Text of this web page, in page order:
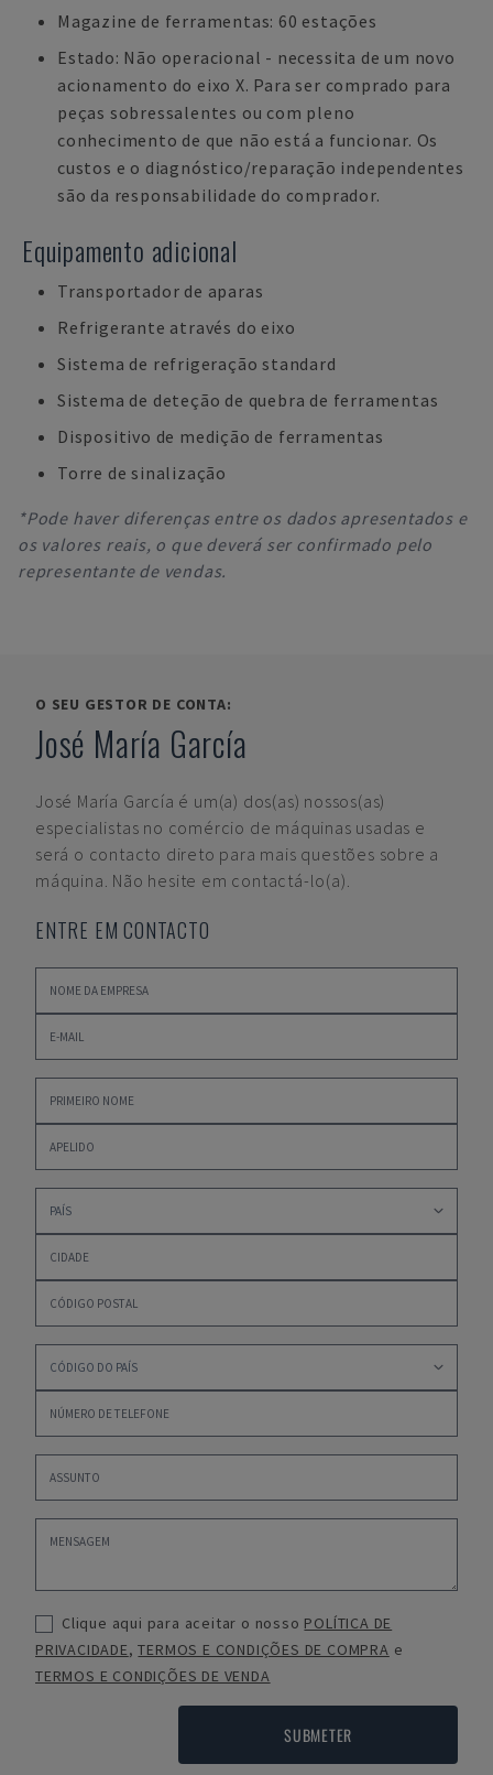
Magazine de ferramentas: 60 estações
Estado: Não operacional - necessita de um novo
acionamento do eixo X. Para ser comprado para
peças sobressalentes ou com pleno
conhecimento de que não está a funcionar. Os
custos e o diagnóstico/reparação independentes
são da responsabilidade do comprador.
Equipamento adicional
Transportador de aparas
Refrigerante através do eixo
Sistema de refrigeração standard
Sistema de deteção de quebra de ferramentas
Dispositivo de medição de ferramentas
Torre de sinalização
*Pode haver diferenças entre os dados apresentados e
os valores reais, o que deverá ser confirmado pelo
representante de vendas.
O SEU GESTOR DE CONTA:
José María García
José María García é um(a) dos(as) nossos(as)
especialistas no comércio de máquinas usadas e
será o contacto direto para mais questões sobre a
máquina. Não hesite em contactá-lo(a).
ENTRE EM CONTACTO
Clique aqui para aceitar o nosso POLÍTICA DE
PRIVACIDADE,TERMOS E CONDIÇÕES DE COMPRA e
TERMOS E CONDIÇÕES DE VENDA
SUBMETER